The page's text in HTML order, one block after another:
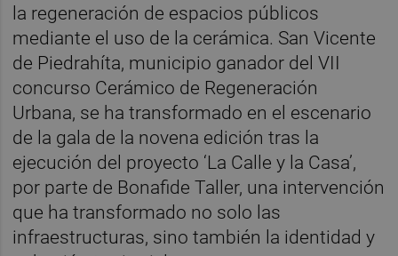
la regeneración de espacios públicos
mediante el uso de la cerámica. San Vicente
de Piedrahíta, municipio ganador del VII
concurso Cerámico de Regeneración
Urbana, se ha transformado en el escenario
de la gala de la novena edición tras la
ejecución del proyecto ‘La Calle y la Casa’,
por parte de Bonafide Taller, una intervención
que ha transformado no solo las
infraestructuras, sino también la identidad y